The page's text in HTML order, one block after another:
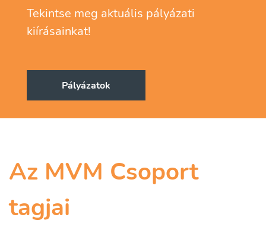
Tekintse meg aktuális pályázati
kiírásainkat!
Pályázatok
Az MVM Csoport
tagjai